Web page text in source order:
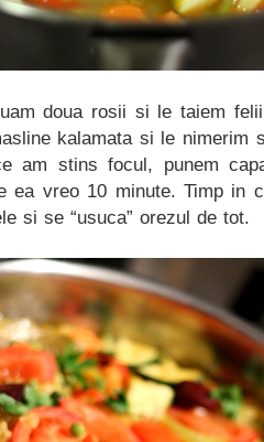
doua rosii si le taiem
kalamata si le nimerim
am stins focul, punem
ea vreo 10 minute. Timp in
si se “usuca” orezul de tot.